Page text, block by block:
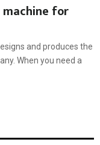
for
and produces the
When you need a